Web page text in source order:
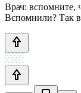
Врач: вспомните,
Вспомнили? Так